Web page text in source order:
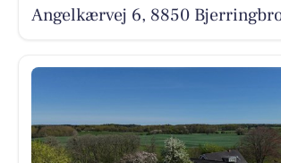
Angelkærvej 6, 8850